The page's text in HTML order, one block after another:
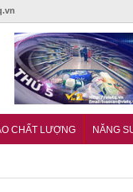
CHẤT LƯỢNG NĂNG